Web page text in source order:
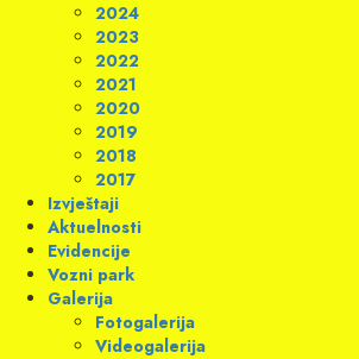
2024
2023
2022
2021
2020
2019
2018
2017
Izvještaji
Aktuelnosti
Evidencije
Vozni park
Galerija
Fotogalerija
Videogalerija